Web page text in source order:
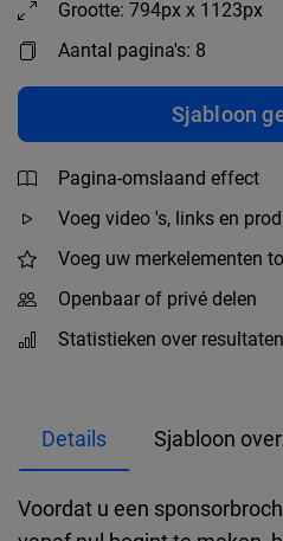
Grootte: 794px x 1123px
Aantal pagina's: 8
Sjabloon
Pagina-omslaand effect
Voeg video 's, links en
Voeg uw merkelementen
Openbaar of privé delen
Statistieken over resultaten
Details Sjabloon
Voordat u een